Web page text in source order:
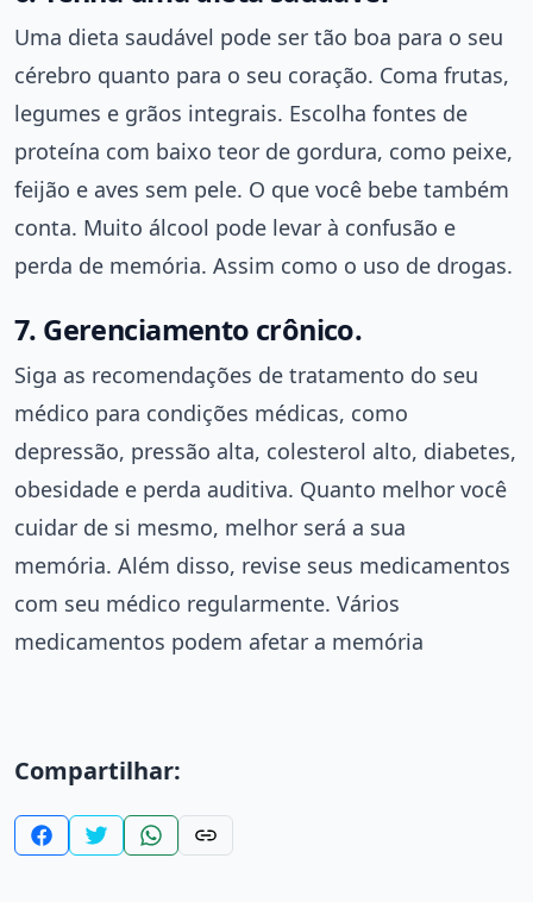
Uma dieta saudável pode ser tão boa para o seu
cérebro quanto para o seu coração. Coma frutas,
legumes e grãos integrais. Escolha fontes de
proteína com baixo teor de gordura, como peixe,
feijão e aves sem pele. O que você bebe também
conta. Muito álcool pode levar à confusão e
perda de memória. Assim como o uso de drogas.
7. Gerenciamento crônico.
Siga as recomendações de tratamento do seu
médico para condições médicas, como
depressão, pressão alta, colesterol alto, diabetes,
obesidade e perda auditiva. Quanto melhor você
cuidar de si mesmo, melhor será a sua
memória. Além disso, revise seus medicamentos
com seu médico regularmente. Vários
medicamentos podem afetar a memória
Compartilhar: